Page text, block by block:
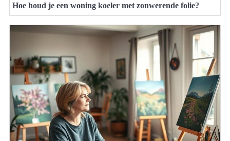
Hoe houd je een woning koeler met zonwerende folie?